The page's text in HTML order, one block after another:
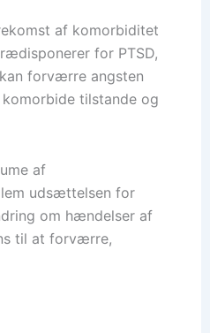
af komorbiditet
for PTSD,
forværre angsten
tilstande og
af
udsættelsen for
om hændelser af
til at forværre,